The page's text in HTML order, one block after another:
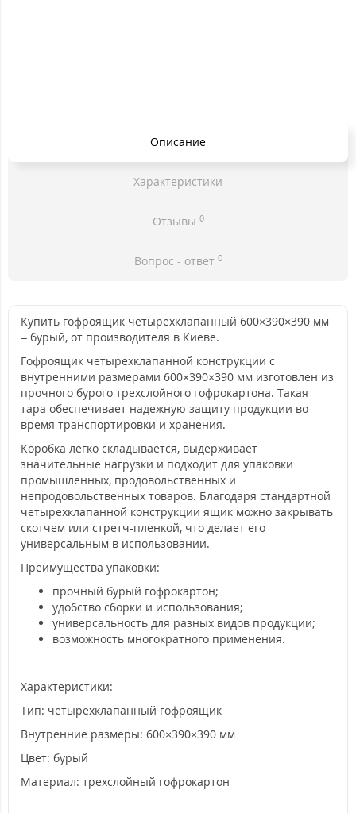
Описание
Характеристики
Отзывы 0
Вопрос - ответ 0
Купить гофроящик четырехклапанный 600×390×390 мм
– бурый, от производителя в Киеве.
Гофроящик четырехклапанной конструкции с
внутренними размерами 600×390×390 мм изготовлен из
прочного бурого трехслойного гофрокартона. Такая
тара обеспечивает надежную защиту продукции во
время транспортировки и хранения.
Коробка легко складывается, выдерживает
значительные нагрузки и подходит для упаковки
промышленных, продовольственных и
непродовольственных товаров. Благодаря стандартной
четырехклапанной конструкции ящик можно закрывать
скотчем или стретч-пленкой, что делает его
универсальным в использовании.
Преимущества упаковки:
прочный бурый гофрокартон;
удобство сборки и использования;
универсальность для разных видов продукции;
возможность многократного применения.
Характеристики:
Тип: четырехклапанный гофроящик
Внутренние размеры: 600×390×390 мм
Цвет: бурый
Материал: трехслойный гофрокартон